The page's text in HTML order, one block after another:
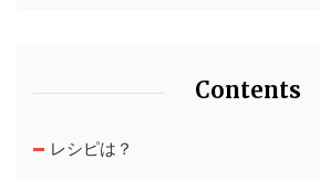
Contents
レシピは？